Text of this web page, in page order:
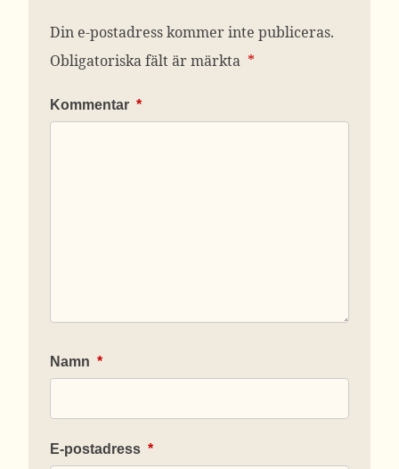
Din e-postadress kommer inte publiceras.
Obligatoriska fält är märkta *
Kommentar *
Namn *
E-postadress *